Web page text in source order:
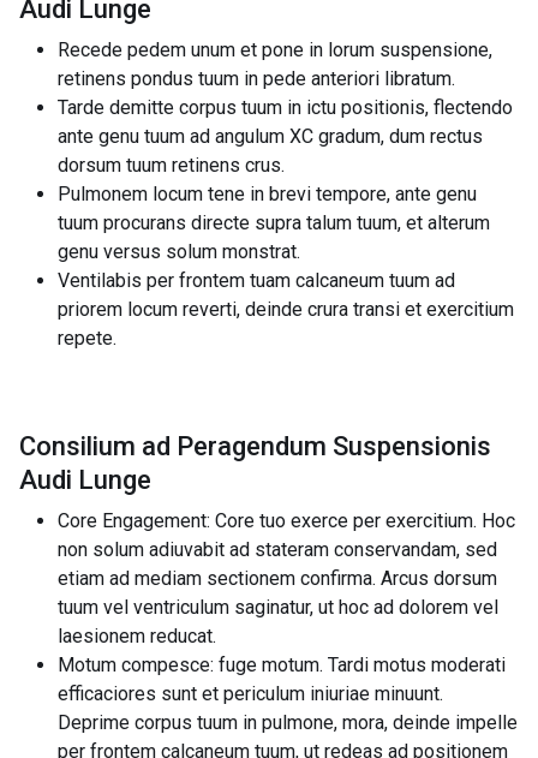
Audi Lunge
Recede pedem unum et pone in lorum suspensione,
retinens pondus tuum in pede anteriori libratum.
Tarde demitte corpus tuum in ictu positionis, flectendo
ante genu tuum ad angulum XC gradum, dum rectus
dorsum tuum retinens crus.
Pulmonem locum tene in brevi tempore, ante genu
tuum procurans directe supra talum tuum, et alterum
genu versus solum monstrat.
Ventilabis per frontem tuam calcaneum tuum ad
priorem locum reverti, deinde crura transi et exercitium
repete.
Consilium ad Peragendum Suspensionis
Audi Lunge
Core Engagement: Core tuo exerce per exercitium. Hoc
non solum adiuvabit ad stateram conservandam, sed
etiam ad mediam sectionem confirma. Arcus dorsum
tuum vel ventriculum saginatur, ut hoc ad dolorem vel
laesionem reducat.
Motum compesce: fuge motum. Tardi motus moderati
efficaciores sunt et periculum iniuriae minuunt.
Deprime corpus tuum in pulmone, mora, deinde impelle
per frontem calcaneum tuum, ut redeas ad positionem